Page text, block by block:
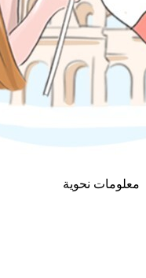
معلومات نحوية